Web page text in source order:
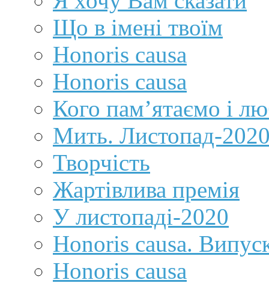
Що в імені твоїм
Honoris causa
Honoris causa
Кого пам’ятаємо і
Мить. Листопад-
Творчість
Жартівлива премія
У листопаді-2020
Honoris causa.
Honoris causa